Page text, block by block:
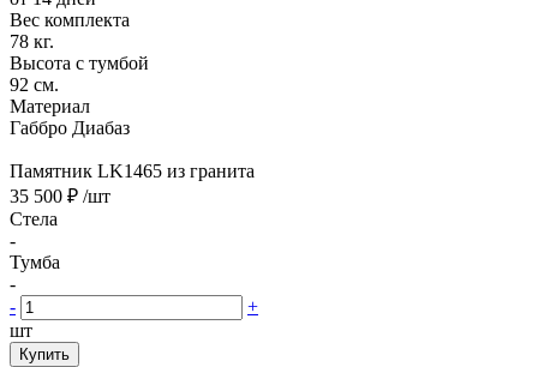
Вес комплекта
78 кг.
Высота с тумбой
92 см.
Материал
Габбро Диабаз
Памятник LK1465 из гранита
35 500 ₽ /шт
Стела
-
Тумба
-
-
+
шт
Купить